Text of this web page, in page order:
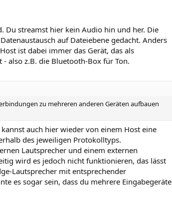
Du streamst hier kein Audio hin und her. Die
auf Dateiebene gedacht. Anders
ist dabei immer das Gerät, das als
also z.B. die Bluetooth-Box für Ton.
zu mehreren anderen Geräten aufbauen
auch hier wieder von einem Host eine
des jeweiligen Protokolltyps.
Lautsprecher und einem externen
wird es jedoch nicht funktionieren, das lässt
Lautsprecher mit entsprechender
es sogar sein, dass du mehrere Eingabegeräte